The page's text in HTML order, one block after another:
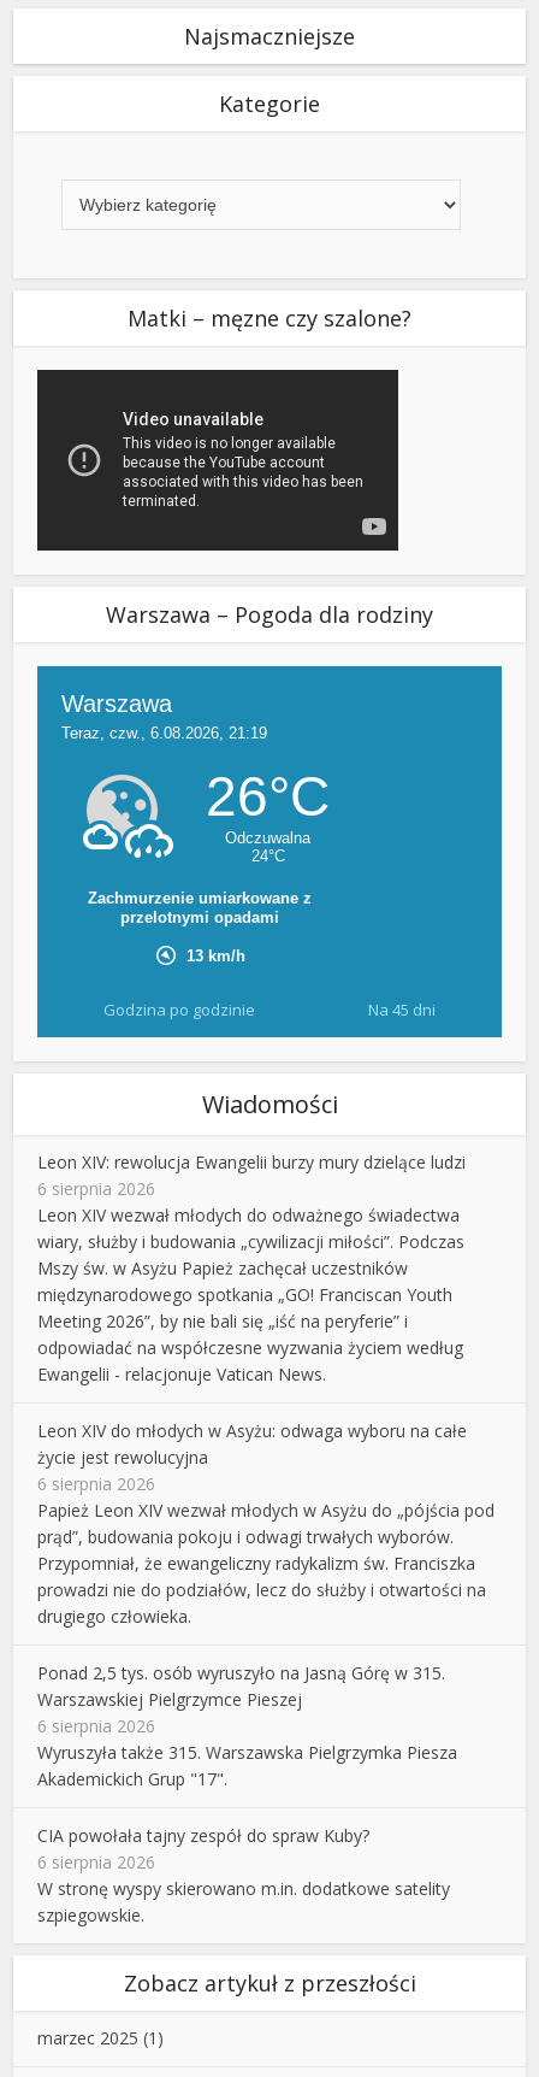
Najsmaczniejsze
Kategorie
Matki – męzne czy szalone?
Warszawa – Pogoda dla rodziny
Godzina po godzinie Na 45 dni
Wiadomości
Leon XIV: rewolucja Ewangelii burzy mury dzielące ludzi
6 sierpnia 2026
Leon XIV wezwał młodych do odważnego świadectwa
wiary, służby i budowania „cywilizacji miłości”. Podczas
Mszy św. w Asyżu Papież zachęcał uczestników
międzynarodowego spotkania „GO! Franciscan Youth
Meeting 2026”, by nie bali się „iść na peryferie” i
odpowiadać na współczesne wyzwania życiem według
Ewangelii - relacjonuje Vatican News.
Leon XIV do młodych w Asyżu: odwaga wyboru na całe
życie jest rewolucyjna
6 sierpnia 2026
Papież Leon XIV wezwał młodych w Asyżu do „pójścia pod
prąd”, budowania pokoju i odwagi trwałych wyborów.
Przypomniał, że ewangeliczny radykalizm św. Franciszka
prowadzi nie do podziałów, lecz do służby i otwartości na
drugiego człowieka.
Ponad 2,5 tys. osób wyruszyło na Jasną Górę w 315.
Warszawskiej Pielgrzymce Pieszej
6 sierpnia 2026
Wyruszyła także 315. Warszawska Pielgrzymka Piesza
Akademickich Grup "17".
CIA powołała tajny zespół do spraw Kuby?
6 sierpnia 2026
W stronę wyspy skierowano m.in. dodatkowe satelity
szpiegowskie.
Zobacz artykuł z przeszłości
marzec 2025 (1)